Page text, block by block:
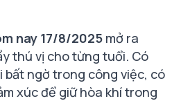
nay 17/8/2025 mở ra
thú vị cho từng tuổi. Có
bất ngờ trong công việc, có
xúc để giữ hòa khí trong